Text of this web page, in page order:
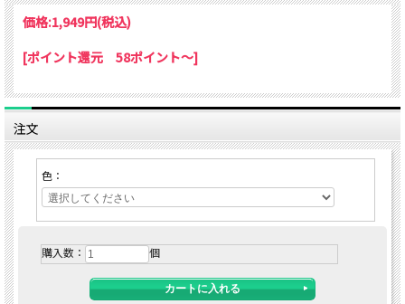
価格:1,949円(税込)
[ポイント還元 58ポイント～]
注文
色：
購入数： 個